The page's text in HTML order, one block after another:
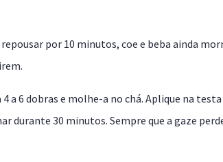
por 10 minutos, coe e beba ainda
a 6 dobras e molhe-a no chá. Aplique na
durante 30 minutos. Sempre que a gaze